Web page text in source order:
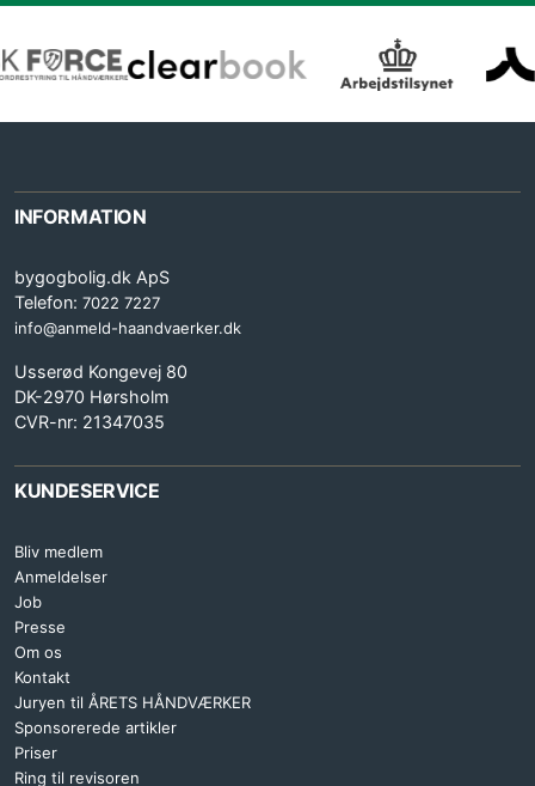
INFORMATION
bygogbolig.dk ApS
Telefon: 7022 7227
info@anmeld-haandvaerker.dk
Usserød Kongevej 80
DK-2970 Hørsholm
CVR-nr: 21347035
KUNDESERVICE
Bliv medlem
Anmeldelser
Job
Presse
Om os
Kontakt
Juryen til ÅRETS HÅNDVÆRKER
Sponsorerede artikler
Priser
Ring til revisoren